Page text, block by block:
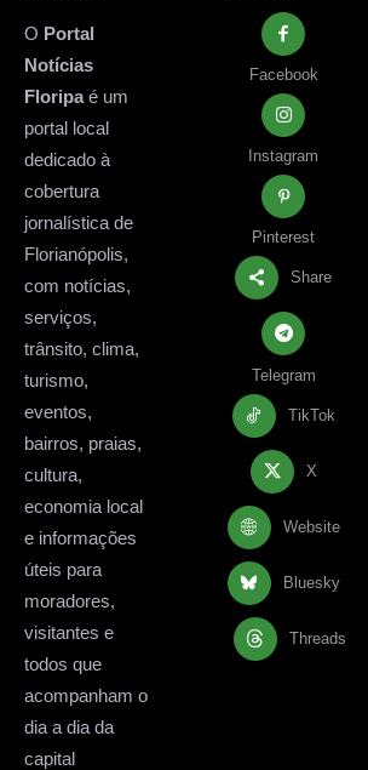
O Portal
Notícias
Floripaé um
portal local
dedicado à
cobertura
jornalística de
Florianópolis,
com notícias,
serviços,
trânsito, clima,
turismo,
eventos,
bairros, praias,
cultura,
economia local
e informações
úteis para
moradores,
visitantes e
todos que
acompanham o
dia a dia da
capital
Facebook
Instagram
Pinterest
Share
Telegram
TikTok
X
Website
Bluesky
Threads